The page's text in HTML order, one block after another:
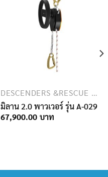
DESCENDERS &RESCUE DEVICES
มิลาน 2.0 พาวเวอร์ รุ่น A-029
67,900.00